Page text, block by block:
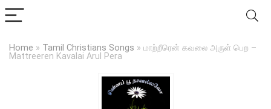
Home » Tamil Christians Songs » மாற்றீரென் கவலை அருள் பெற –
Mattreeren Kavalai Arul Pera